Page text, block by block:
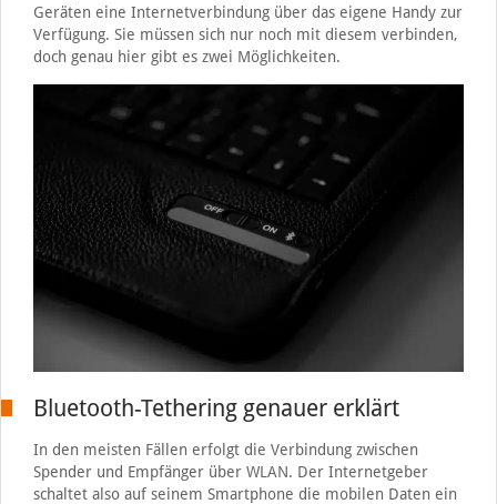
Geräten eine Internetverbindung über das eigene Handy zur
Verfügung. Sie müssen sich nur noch mit diesem verbinden,
doch genau hier gibt es zwei Möglichkeiten.
Bluetooth-Tethering genauer erklärt
In den meisten Fällen erfolgt die Verbindung zwischen
Spender und Empfänger über WLAN. Der Internetgeber
schaltet also auf seinem Smartphone die mobilen Daten ein